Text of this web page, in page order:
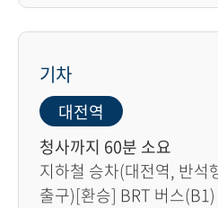
기차
대전역
청사까지 60분 소요
지하철 승차(대전역, 반석
출구)[환승] BRT 버스